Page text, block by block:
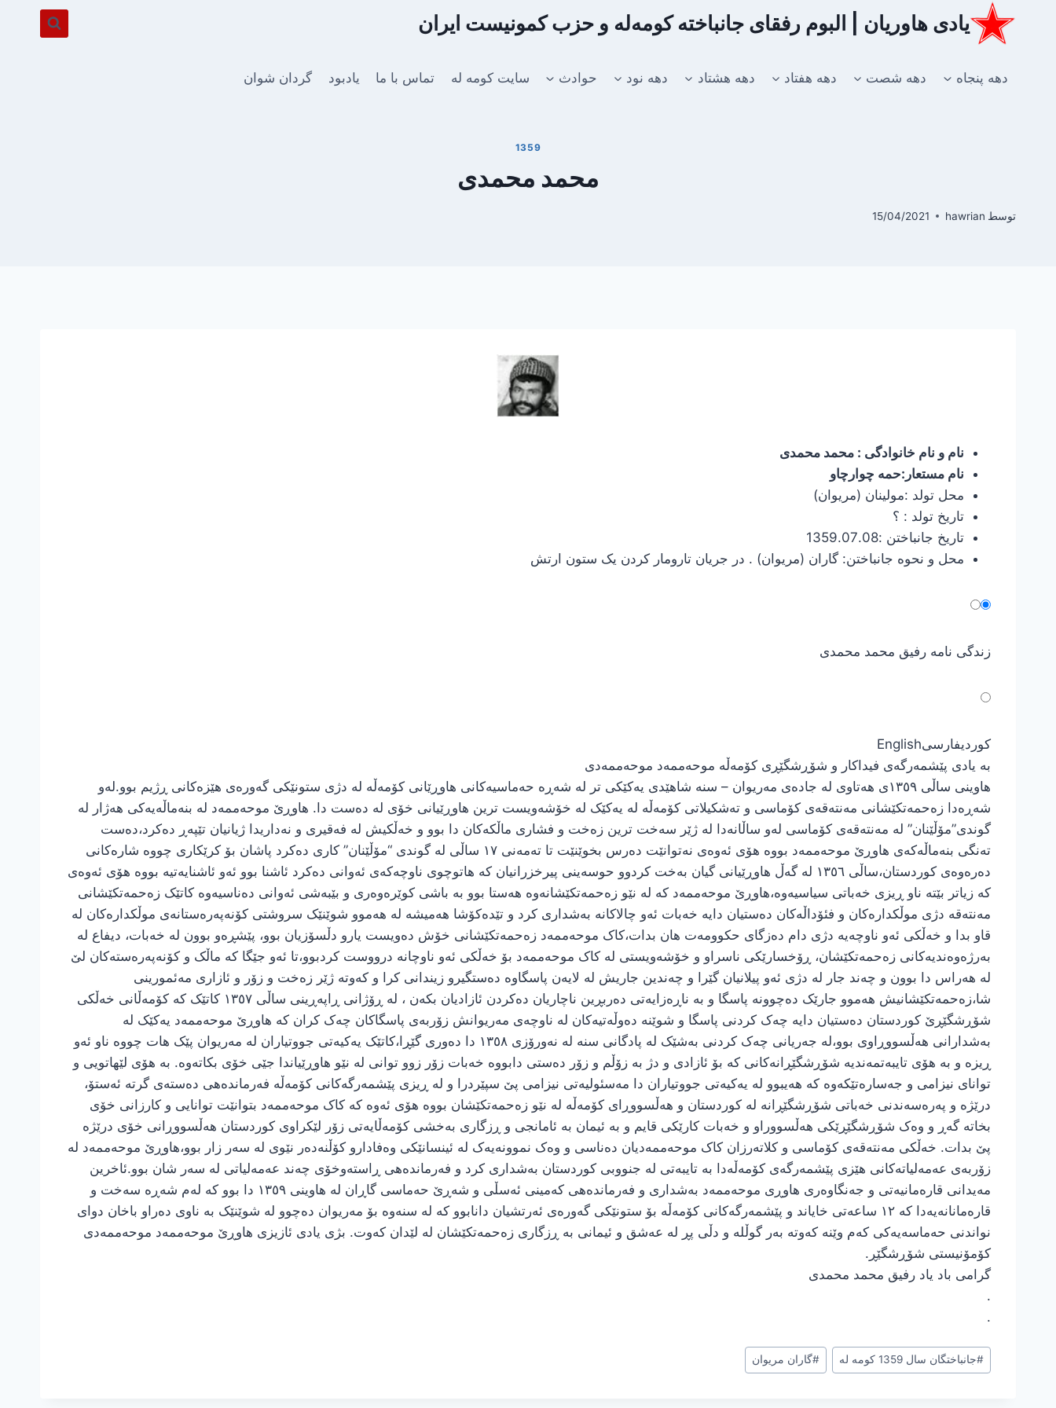
یادی هاوریان | البوم رفقای جانباخته کومه‌له و حزب کمونیست ایران
دهه پنجاه دهه شصت دهه هفتاد دهه هشتاد دهه نود حوادث سایت کومه له تماس با ما یادبود گردان شوان
1359
محمد محمدی
توسط hawrian
15/04/2021
نام و نام خانوادگی : محمد محمدی
نام مستعار:حمه چوارچاو
محل تولد :مولینان (مریوان)
تاریخ تولد : ؟
تاریخ جانباختن :1359.07.08
محل و نحوه جانباختن: گاران (مریوان) . در جریان تارومار کردن یک ستون ارتش
زندگی نامه رفیق محمد محمدی
کوردیفارسیEnglish
بە یادی پێشمەرگەی فیداکار و شۆڕشگێڕی کۆمەڵە موحەممەد موحەممەدی
هاوینی ساڵی ١٣٥٩ی هەتاوی لە جادەی مەریوان – سنە شاهێدی یەکێکی تر لە شەڕە حەماسیەکانی هاوڕێانی کۆمەڵە لە دژی ستونێکی گەورەی هێزەکانی ڕژیم بوو.لەو
شەڕەدا زەحمەتکێشانی مەنتەقەی کۆماسی و تەشکیلاتی کۆمەڵە لە یەکێک لە خۆشەویست ترین هاوڕێیانی خۆی لە دەست دا. هاوڕێ موحەممەد لە بنەماڵەیەکی هەژار لە
گوندی”مۆڵێنان” لە مەنتەقەی کۆماسی لەو ساڵانەدا لە ژێر سەخت ترین زەخت و فشاری ماڵکەکان دا بوو و خەڵکیش لە فەقیری و نەداریدا ژیانیان تێپەڕ دەکرد،دەست
تەنگی بنەماڵەکەی هاوڕێ موحەممەد بووە هۆی ئەوەی نەتوانێت دەرس بخوێنێت تا تەمەنی ١٧ ساڵی لە گوندی “مۆڵێنان” کاری دەکرد پاشان بۆ کرێکاری چووە شارەکانی
دەرەوەی کوردستان،ساڵی ١٣٥٦ لە گەڵ هاوڕێیانی گیان بەخت کردوو حوسەینی پیرخزرانیان کە هاتوچوی ناوچەکەی ئەوانی دەکرد ئاشنا بوو ئەو ئاشنایەتیە بووە هۆی ئەوەی
کە زیاتر بێتە ناو ڕیزی خەباتی سیاسیەوە،هاوڕێ موحەممەد کە لە نێو زەحمەتکێشانەوە هەستا بوو بە باشی کوێرەوەری و بێبەشی ئەوانی دەناسیەوە کاتێک زەحمەتکێشانی
مەنتەقە دژی موڵکدارەکان و فئۆداڵەکان دەستیان دایە خەبات ئەو چالاکانە بەشداری کرد و تێدەکۆشا هەمیشە لە هەموو شوێنێک سروشتی کۆنەپەرەستانەی موڵکدارەکان لە
قاو بدا و خەڵکی ئەو ناوچەیە دژی دام دەزگای حکوومەت هان بدات،کاک موحەممەد زەحمەتکێشانی خۆش دەویست یارو دڵسۆزیان بوو، پێشڕەو بوون لە خەبات، دیفاع لە
بەرژەوەندیەکانی زەحمەتکێشان، ڕۆخسارێکی ناسراو و خۆشەویستی لە کاک موحەممەد بۆ خەڵکی ئەو ناوچانە درووست کردبوو،تا ئەو جێگا کە ماڵک و کۆنەپەرەستەکان لێ
لە هەراس دا بوون و چەند جار لە دژی ئەو پیلانیان گێرا و چەندین جاریش لە لایەن پاسگاوە دەستگیرو زیندانی کرا و کەوتە ژێر زەخت و زۆر و ئازاری مەئمورینی
شا،زەحمەتکێشانیش هەموو جارێک دەچوونە پاسگا و بە ناڕەزایەتی دەربڕین ناچاریان دەکردن ئازادیان بکەن ، لە ڕۆژانی ڕاپەڕینی ساڵی ١٣٥٧ کاتێک کە کۆمەڵانی خەڵکی
شۆڕشگێڕێ کوردستان دەستیان دایە چەک کردنی پاسگا و شوێنە دەوڵەتیەکان لە ناوچەی مەریوانش زۆربەی پاسگاکان چەک کران کە هاوڕێ موحەممەد یەکێک لە
بەشدارانی هەڵسووڕاوی بوو،لە جەریانی چەک کردنی بەشێک لە پادگانی سنە لە نەورۆزی ١٣٥٨ دا دەوری گێڕا،کاتێک یەکیەتی جووتیاران لە مەریوان پێک هات چووە ناو ئەو
ڕیزە و بە هۆی تایبەتمەندیە شۆڕشگێڕانەکانی کە بۆ ئازادی و دژ بە زۆڵم و زۆر دەستی دابووە خەبات زۆر زوو توانی لە نێو هاوڕێیاندا جێی خۆی بکاتەوە. بە هۆی لێهاتویی و
توانای نیزامی و جەسارەتێکەوە کە هەیبوو لە یەکیەتی جووتیاران دا مەسئولیەتی نیزامی پێ سپێردرا و لە ڕیزی پێشمەرگەکانی کۆمەڵە فەرماندەهی دەستەی گرتە ئەستۆ،
درێژە و پەرەسەندنی خەباتی شۆڕشگێڕانە لە کوردستان و هەڵسووڕای کۆمەڵە لە نێو زەحمەتکێشان بووە هۆی ئەوە کە کاک موحەممەد بتوانێت توانایی و کارزانی خۆی
بخاتە گەڕ و وەک شۆڕشگێڕێکی هەڵسووراو و خەبات کارێکی قایم و بە ئیمان بە ئامانجی و ڕزگاری بەخشی کۆمەڵایەتی زۆر لێکراوی کوردستان هەڵسووڕانی خۆی درێژە
پێ بدات. خەڵکی مەنتەقەی کۆماسی و کلاتەرزان کاک موحەممەدیان دەناسی و وەک نموونەیەک لە ئینسانێکی وەفادارو کۆڵنەدەر نێوی لە سەر زار بوو،هاوڕێ موحەممەد لە
زۆربەی عەمەلیاتەکانی هێزی پێشمەرگەی کۆمەڵەدا بە تایبەتی لە جنووبی کوردستان بەشداری کرد و فەرماندەهی ڕاستەوخۆی چەند عەمەلیاتی لە سەر شان بوو.ئاخرین
مەیدانی قارەمانیەتی و جەنگاوەری هاوڕی موحەممەد بەشداری و فەرماندەهی کەمینی ئەسڵی و شەڕێ حەماسی گاڕان لە هاوینی ١٣٥٩ دا بوو کە لەم شەڕە سەخت و
قارەمانانەیەدا کە ١٢ ساعەتی خایاند و پێشمەرگەکانی کۆمەڵە بۆ ستونێکی گەورەی ئەرتشیان دانابوو کە لە سنەوە بۆ مەریوان دەچوو لە شوێنێک بە ناوی دەراو باخان دوای
نواندنی حەماسەیەکی کەم وێنە کەوتە بەر گوڵلە و دڵی پڕ لە عەشق و ئیمانی بە ڕزگاری زەحمەتکێشان لە لێدان کەوت. بژی یادی ئازیزی هاوڕێ موحەممەد موحەممەدی
کۆمۆنیستی شۆڕشگێڕ.
گرامی باد یاد رفیق محمد محمدی
.
.
برچسب‌های
نوشته:
#جانباختگان سال 1359 کومه له #گاران مریوان